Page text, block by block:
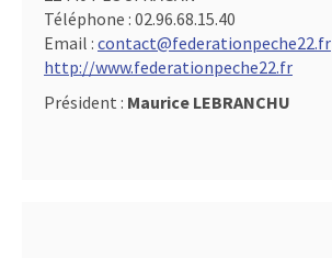
Téléphone : 02.96.68.15.40
Email : contact@federationpeche22.fr
http://www.federationpeche22.fr
Président : Maurice LEBRANCHU